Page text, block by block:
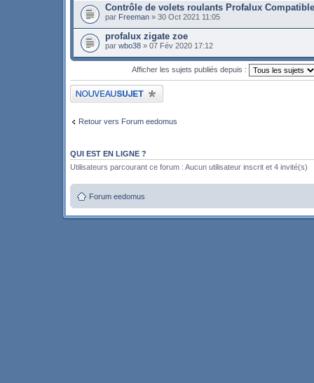
Contrôle de volets roulants Profalux
par Freeman » 30 Oct 2021 11:05
profalux zigate zoe
par wbo38 » 07 Fév 2020 17:12
Afficher les sujets publiés depuis :
Publier un nouveau sujet
Retour vers Forum eedomus
QUI EST EN LIGNE ?
Utilisateurs parcourant ce forum : Aucun utilisateur inscrit et 4 invité(s)
Forum eedomus